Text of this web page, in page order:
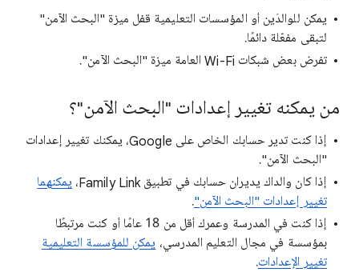
يمكن للوالدَين أو المؤسسات التعليمية قفل ميزة "البحث الآمن"
لتبقى مفعّلة دائمًا.
تفرض بعض شبكات Wi-Fi العامة ميزة "البحث الآمن".
من يمكنه تغيير إعدادات "البحث الآمن"؟
إذا كنت تدير حسابك الخاص على Google، يمكنك تغيير إعدادات
"البحث الآمن".
إذا كان والداك يديران حسابك في تطبيق Family Link،
يمكنهما
تغيير إعدادات "البحث الآمن".
إذا كنت في المدرسة وعمرك أقل من 18 عامًا أو كنت مرتبطًا
بمؤسسة في مجال التعليم المدرسي، يمكن للمؤسسة التعليمية
تغيير الإعدادات.